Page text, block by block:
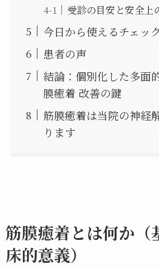
受診の目安と安全上
今日から使えるチェッ
患者の声
結論：個別化した多面
膜癒着 改善の鍵
筋膜癒着は当院の神経
ります
筋膜癒着とは何か（
床的意義）